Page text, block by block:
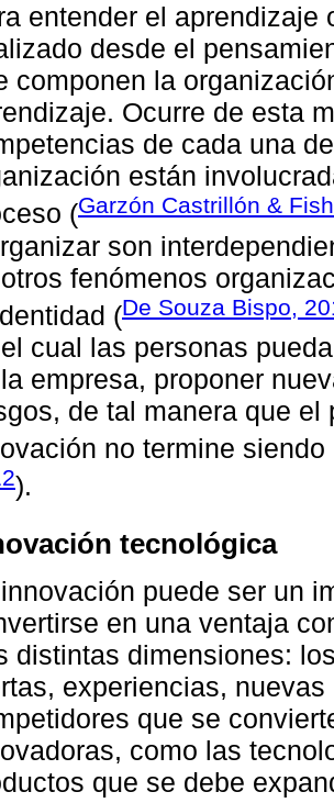
entender el
desde el
componen la
Ocurre de esta
de cada una
están
(Garzón Castrillón &
son
fenómenos
(De Souza Bispo,
cual las personas
empresa, proponer
de tal manera que
no termine siendo
).
tecnológica
puede ser un
en una ventaja
distintas dimensiones:
experiencias,
que se
como las
que se debe